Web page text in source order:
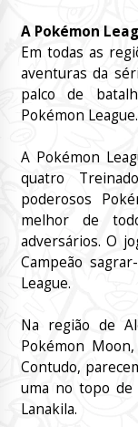
A Pokémon
Em todas as
aventuras da
palco de
Pokémon League.
A Pokémon
quatro
poderosos
melhor de
adversários. O
Campeão
League.
Na região de
Pokémon
Contudo,
uma no topo de
Lanakila.